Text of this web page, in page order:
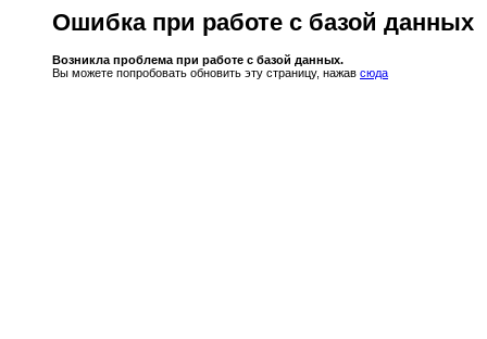
Ошибка при работе с базой данных
Возникла проблема при работе с базой данных.
Вы можете попробовать обновить эту страницу, нажав сюда